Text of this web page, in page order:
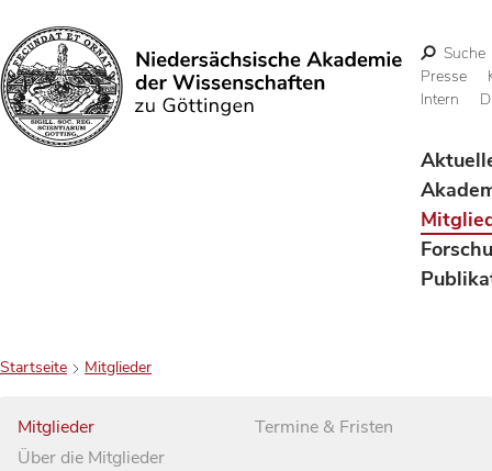
Suchen
Suche
Presse
Intern
Startseite Mitglieder
Mitglieder
Über die Mitglieder
Termine & Fristen